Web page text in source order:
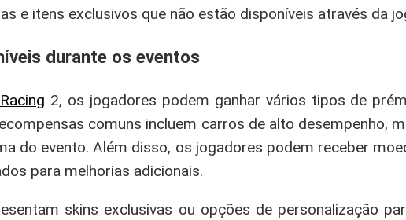
e itens exclusivos que não estão disponíveis através da
durante os eventos
2, os jogadores podem ganhar vários tipos de
comuns incluem carros de alto desempenho,
do evento. Além disso, os jogadores podem receber
para melhorias adicionais.
skins exclusivas ou opções de personalização